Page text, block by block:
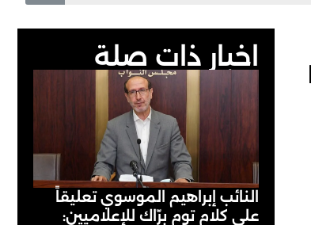
اخبار ذات صلة
النائب إبراهيم الموسوي تعليقاً
على كلام توم برّاك للإعلاميين: